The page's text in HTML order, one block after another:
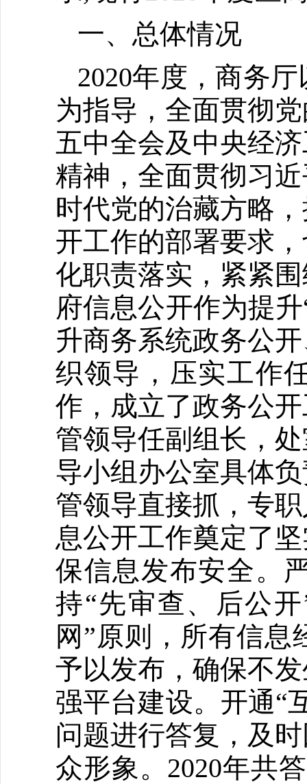
一、总体情况
2020年度，商务
为指导，全面贯彻
五中全会及中央经
精神，全面贯彻习
时代党的治藏方略
开工作的部署要求
化职责落实，紧紧
府信息公开作为提
升商务系统政务公
织领导，压实工作
作，成立了政务公
管领导任副组长，
导小组办公室具体
管领导直接抓，专
息公开工作奠定了
保信息发布安全。
持“先审查、后公
网”原则，所有信
予以发布，确保不
强平台建设。开通“
问题进行答复，及
众形象。2020年共